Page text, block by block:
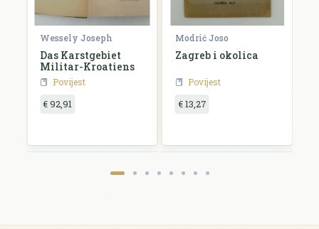
Wessely Joseph
Das Karstgebiet
Militar-Kroatiens
Povijest
€ 92,91
Modrić Joso
Zagreb i okolica
Povijest
€ 13,27